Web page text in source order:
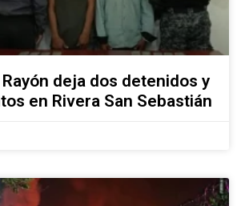
deja dos detenidos y
en Rivera San Sebastián